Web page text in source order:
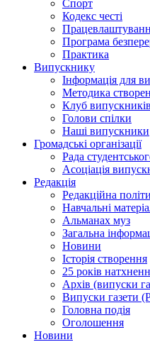
Спорт
Кодекс честі
Програма
Практика
Випускнику
Інформація для
Методика
Клуб випускників
Голови спілки
Наші випускники
Громадські організації
Рада
Асоціація
Редакція
Редакційна
Навчальні
Альманах муз
Загальна
Новини
Історія створення
25 років
Архів (випуски
Випуски газети
Головна подія
Оголошення
Новини